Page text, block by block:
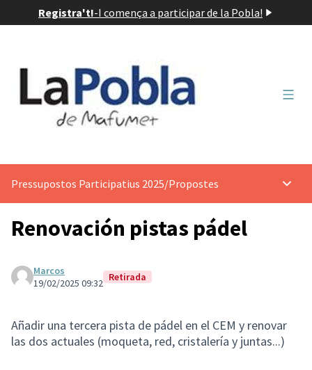
Registra't!-I comença a participar de la Pobla!
Pressupostos Participatius 2025/Propostes
Renovación pistas pádel
Marcos
19/02/2025 09:32 Retirada
Añadir una tercera pista de pádel en el CEM y renovar
las dos actuales (moqueta, red, cristalería y juntas...)